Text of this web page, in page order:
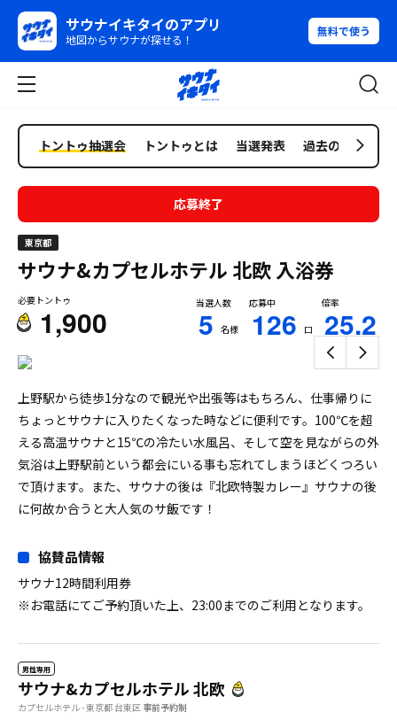
サウナイキタイのアプリ
地図からサウナが探せる！
無料で使う
トントゥ抽選会 トントゥとは 当選発表 過去の抽選会
応募終了
東京都
サウナ&カプセルホテル 北欧 入浴券
必要トントゥ
1,900
当選人数
5 名様
応募中
126 口
倍率
25.2
上野駅から徒歩1分なので観光や出張等はもちろん、仕事帰りに
ちょっとサウナに入りたくなった時などに便利です。100℃を超
える高温サウナと15℃の冷たい水風呂、そして空を見ながらの外
気浴は上野駅前という都会にいる事も忘れてしまうほどくつろい
で頂けます。また、サウナの後は『北欧特製カレー』サウナの後
に何故か合うと大人気のサ飯です！
協賛品情報
サウナ12時間利用券
※お電話にてご予約頂いた上、23:00までのご利用となります。
男性専用
サウナ&カプセルホテル 北欧
カプセルホテル - 東京都 台東区 事前予約制